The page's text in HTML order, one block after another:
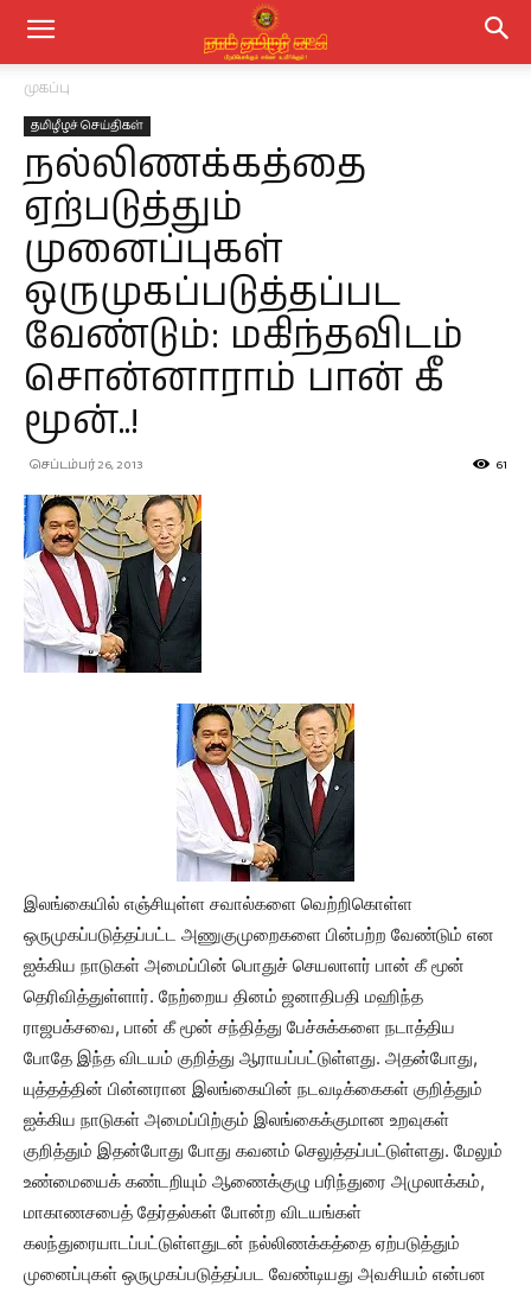
முகப்பு
தமிழீழச் செய்திகள்
நல்லிணக்கத்தை
ஏற்படுத்தும்
முனைப்புகள்
ஒருமுகப்படுத்தப்பட
வேண்டும்: மகிந்தவிடம்
சொன்னாராம் பான் கீ
மூன்..!
செப்டம்பர் 26, 2013 61
இலங்கையில் எஞ்சியுள்ள சவால்களை வெற்றிகொள்ள
ஒருமுகப்படுத்தப்பட்ட அணுகுமுறைகளை பின்பற்ற வேண்டும் என
ஐக்கிய நாடுகள் அமைப்பின் பொதுச் செயலாளர் பான் கீ மூன்
தெரிவித்துள்ளார். நேற்றைய தினம் ஜனாதிபதி மஹிந்த
ராஜபக்சவை, பான் கீ மூன் சந்தித்து பேச்சுக்களை நடாத்திய
போதே இந்த விடயம் குறித்து ஆராயப்பட்டுள்ளது. அதன்போது,
யுத்தத்தின் பின்னரான இலங்கையின் நடவடிக்கைகள் குறித்தும்
ஐக்கிய நாடுகள் அமைப்பிற்கும் இலங்கைக்குமான உறவுகள்
குறித்தும் இதன்போது போது கவனம் செலுத்தப்பட்டுள்ளது. மேலும்
உண்மையைக் கண்டறியும் ஆணைக்குழு பரிந்துரை அமுலாக்கம்,
மாகாணசபைத் தேர்தல்கள் போன்ற விடயங்கள்
கலந்துரையாடப்பட்டுள்ளதுடன் நல்லிணக்கத்தை ஏற்படுத்தும்
முனைப்புகள் ஒருமுகப்படுத்தப்பட வேண்டியது அவசியம் என்பன